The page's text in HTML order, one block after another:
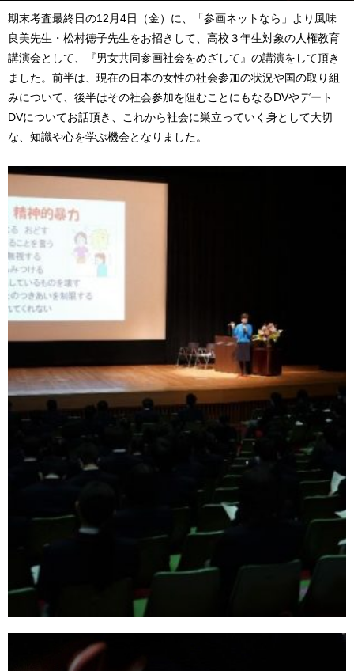
期末考査最終日の12 月 4日（金）に、「参画ネットなら」より風味
良美先生・松村徳子先生をお招きして、高校３年生対象の人権教育
講演会として、『男女共同参画社会をめざして』の講演をして頂き
ました。前半は、現在の日本の女性の社会参加の状況や国の取り組
みについて、後半はその社会参加を阻むことにもなるDVやデート
DVについてお話頂き、これから社会に巣立っていく身として大切
な、知識や心を学ぶ機会となりました。